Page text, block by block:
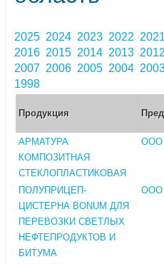
2025 2024 2023 2022
2016 2015 2014 2013 2012
2007 2006 2005 2004
1998
Продукция
АРМАТУРА
КОМПОЗИТНАЯ
СТЕКЛОПЛАСТИКОВАЯ
ООО
ПОЛУПРИЦЕП-
ЦИСТЕРНА BONUM ДЛЯ
ПЕРЕВОЗКИ СВЕТЛЫХ
НЕФТЕПРОДУКТОВ И
БИТУМА
ООО